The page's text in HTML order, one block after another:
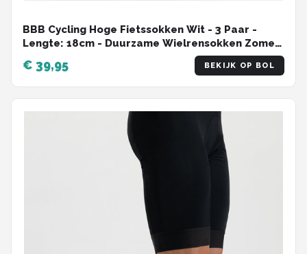
BBB Cycling Hoge Fietssokken Wit - 3 Paar -
Lengte: 18cm - Duurzame Wielrensokken Zomer
- Maat 44/49 - Fietssokken Heren en Dames -
Ecofeet BSO-22
€ 39,95 BEKIJK OP BOL